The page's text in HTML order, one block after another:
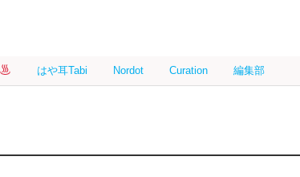
はや耳Tabi Nordot Curation 編集部